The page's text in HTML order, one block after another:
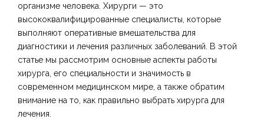
организме человека. Хирурги — это
высококвалифицированные специалисты, которые
выполняют оперативные вмешательства для
диагностики и лечения различных заболеваний. В этой
статье мы рассмотрим основные аспекты работы
хирурга, его специальности и значимость в
современном медицинском мире, а также обратим
внимание на то, как правильно выбрать хирурга для
лечения.